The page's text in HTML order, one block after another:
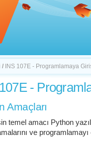
/ INS 107E - Programlamaya
-
Amaçları
temel amacı Python
ve